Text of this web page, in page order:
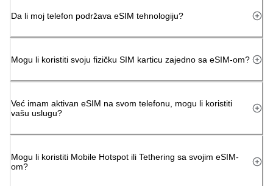
Da li moj telefon podržava eSIM tehnologiju?
Mogu li koristiti svoju fizičku SIM karticu zajedno sa eSIM-om?
Već imam aktivan eSIM na svom telefonu, mogu li koristiti
vašu uslugu?
Mogu li koristiti Mobile Hotspot ili Tethering sa svojim eSIM-
om?